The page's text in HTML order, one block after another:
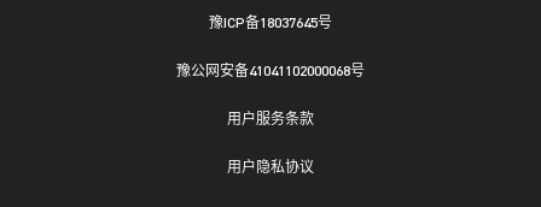
豫ICP备18037645号
豫公网安备41041102000068号
用户服务条款
用户隐私协议